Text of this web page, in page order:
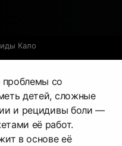
Кало
со
детей, сложные
и рецидивы боли —
её работ.
в основе её